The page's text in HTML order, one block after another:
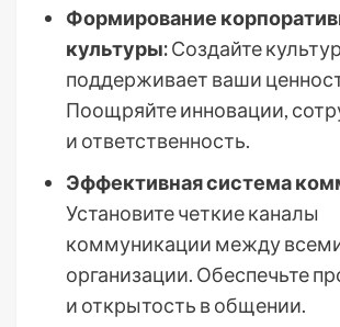
Формирование
культуры:Создайте
поддерживает ваши
Поощряйте инновации,
и ответственность.
Эффективная система
Установите четкие каналы
коммуникации между
организации. Обеспечьте
и открытость в общении.